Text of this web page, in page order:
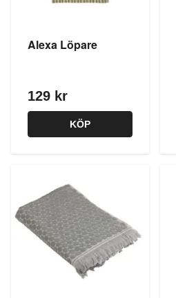
Alexa Löpare
129 kr
KÖP